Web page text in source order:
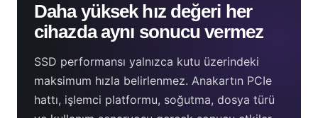
Daha yüksek hız değeri her
cihazda aynı sonucu vermez
SSD performansı yalnızca kutu üzerindeki
maksimum hızla belirlenmez. Anakartın PCIe
hattı, işlemci platformu, soğutma, dosya türü